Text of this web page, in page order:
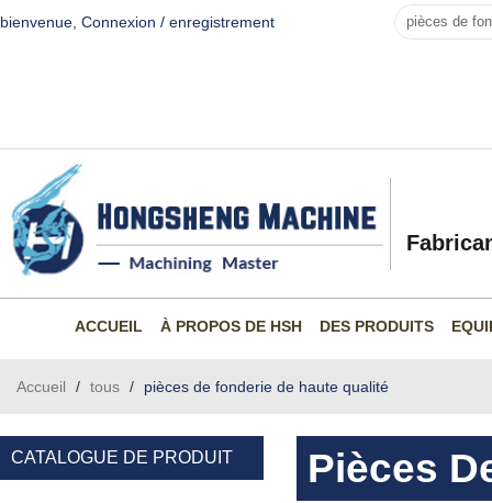
bienvenue, Connexion / enregistrement
ACCUEIL À PROPOS DE HSH DES PRODUITS
Accueil / tous / pièces de fonderie de haute qualité
CATALOGUE DE PRODUIT Pièces